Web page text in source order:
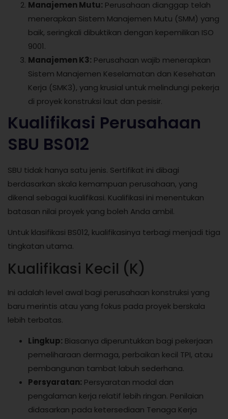
Manajemen Mutu: Perusahaan dianggap telah
menerapkan Sistem Manajemen Mutu (SMM) yang
baik, seringkali dibuktikan dengan kepemilikan ISO
9001.
Manajemen K3: Perusahaan wajib menerapkan
Sistem Manajemen Keselamatan dan Kesehatan
Kerja (SMK3), yang krusial untuk melindungi pekerja
di proyek konstruksi laut dan pesisir.
Kualifikasi Perusahaan
SBU BS012
SBU tidak hanya satu jenis. Sertifikat ini dibagi
berdasarkan skala kemampuan perusahaan, yang
dikenal sebagai kualifikasi. Kualifikasi ini menentukan
batasan nilai proyek yang boleh Anda ambil.
Untuk klasifikasi BS012, kualifikasinya terbagi menjadi tiga
tingkatan utama.
Kualifikasi Kecil (K)
Ini adalah level awal bagi perusahaan konstruksi yang
baru merintis atau yang fokus pada proyek berskala
lebih terbatas.
Lingkup: Biasanya diperuntukkan bagi pekerjaan
pemeliharaan dermaga, perbaikan kecil TPI, atau
pembangunan tambat labuh sederhana.
Persyaratan: Persyaratan modal dan
pengalaman kerja relatif lebih ringan. Penilaian
didasarkan pada ketersediaan Tenaga Kerja